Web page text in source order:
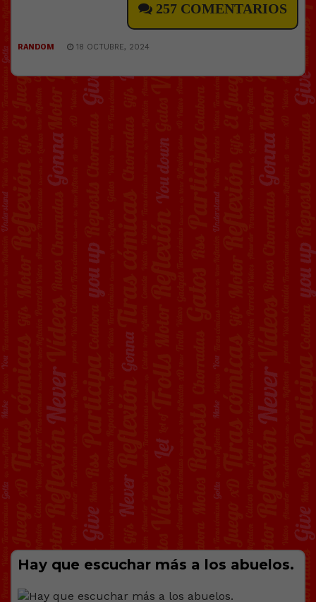
257 COMENTARIOS
RANDOM 18 OCTUBRE, 2024
Hay que escuchar más a los abuelos.